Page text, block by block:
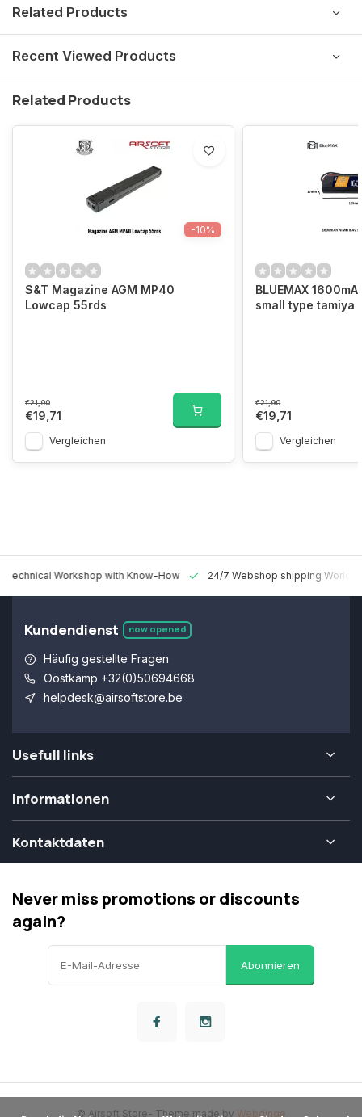
Related Products
Recent Viewed Products
Related Products
-10%
S&T Magazine AGM MP40
Lowcap 55rds
€21,90
€19,71
Vergleichen
BLUEMAX
small type tamiya
€21,90
€19,71
Vergleichen
Technical Workshop with Know-How 24/7 Webshop shipping
Kundendienst now opened
Häufig gestellte Fragen
Oostkamp +32(0)50694668
helpdesk@airsoftstore.be
Usefull links
Informationen
Kontaktdaten
Never miss promotions or discounts
again?
Abonnieren
© Airsoft Store- Theme made by Webdinge